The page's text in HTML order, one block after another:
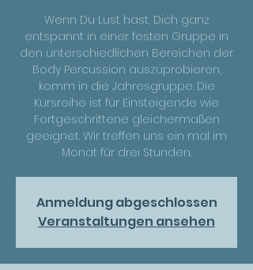
Wenn Du Lust hast, Dich ganz
entspannt in einer festen Gruppe in
den unterschiedlichen Bereichen der
Body Percussion auszuprobieren,
komm in die Jahresgruppe. Die
Kursreihe ist für Einsteigende wie
Fortgeschrittene gleichermaßen
geeignet. Wir treffen uns ein mal im
Monat für drei Stunden.
Anmeldung abgeschlossen
Veranstaltungen ansehen